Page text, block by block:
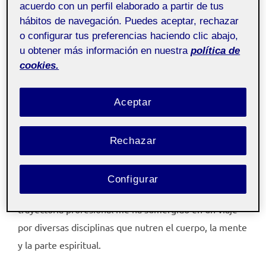
Soy Cristina Rabadán Díaz, creadora comprometida
con la transformación integral de cada ser. Conecto el
arte con el enfoque holístico para facilitar el
crecimiento personal y la evolución espiritual. Mi
trayectoria profesional me ha sumergido en un viaje
por diversas disciplinas que nutren el cuerpo, la mente
y la parte espiritual.
acuerdo con un perfil elaborado a partir de tus
hábitos de navegación. Puedes aceptar, rechazar
o configurar tus preferencias haciendo clic abajo,
u obtener más información en nuestra política de
cookies.
Rechazar
Aceptar
Configurar